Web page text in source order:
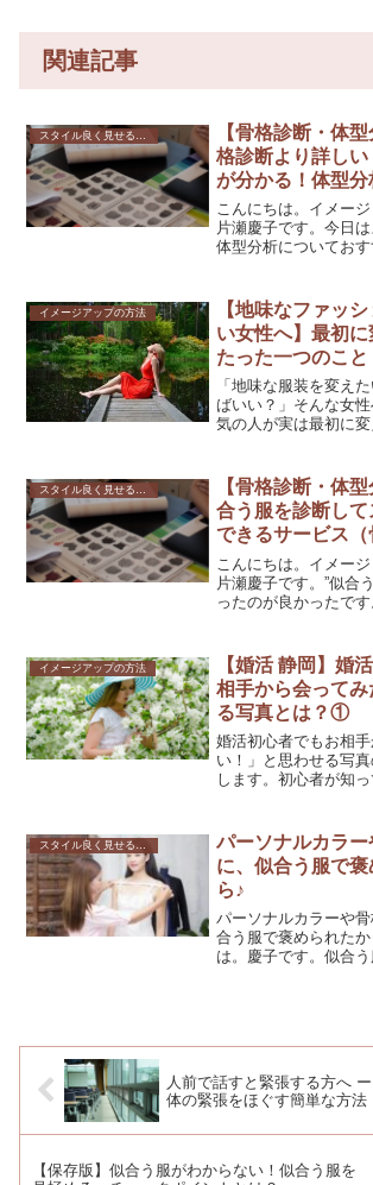
関連記事
【骨格診断・体
格診断より詳しい
が分かる！体型
違いとは？
こんにちは。イメー
片瀬慶子です。今日は
体型分析についてお
いていきますね。ま
が、今流行りの骨格
たものです。どちら
悪い訳ではありませ
イメージアップの方法
【地味なファッ
い女性へ】最初に
たった一つのこと
「地味な服装を変え
ばいい？」そんな女
気の人が実は最初に
とは？顔の印象が明
スタイル良く見せる方法
【骨格診断・体
合う服を診断し
できるサービス
分析）を始めまし
こんにちは。イメー
片瀬慶子です。”似合
ったのが良かったです
トを穿かないので、
物するときに役立ち
似合わない服を、ス
方法も教えてくださ
イメージアップの方法
【婚活 静岡】婚
相手から会って
る写真とは？①
婚活初心者でもお相
い！」と思わせる写
します。初心者が知
な写真の撮り方やコ
パーソナルカラ
に、似合う服で
ら♪
パーソナルカラーや
合う服で褒められた
は。慶子です。似合
ら、人が寄ってきま
し、いい気分で過ご
人前で話すと緊張する方へ
体の緊張をほぐす簡単な方法
【保存版】似合う服がわからない！似合う服を